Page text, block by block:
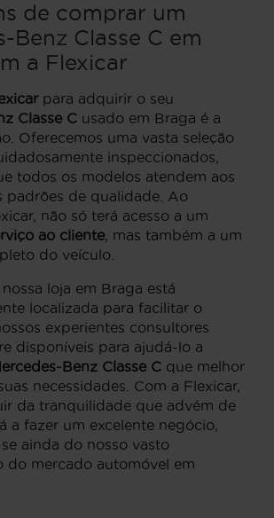
de comprar um
Benz Classe C em
a Flexicar
para adquirir o seu
Classe C usado em Braga é a
Oferecemos uma vasta seleção
inspeccionados,
todos os modelos atendem aos
padrões de qualidade. Ao
não só terá acesso a um
ao cliente, mas também a um
do veículo.
loja em Braga está
localizada para facilitar o
experientes consultores
disponíveis para ajudá-lo a
Benz Classe C que melhor
necessidades. Com a Flexicar,
da tranquilidade que advém de
a fazer um excelente negócio,
ainda do nosso vasto
do mercado automóvel em